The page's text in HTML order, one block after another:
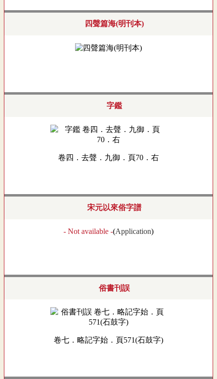
四聲篇海(明刊本)
字鑑
卷四．去聲．九御．頁70．右
宋元以來俗字譜
- Not available -(Application)
俗書刊誤
卷七．略記字始．頁571(石鼓字)